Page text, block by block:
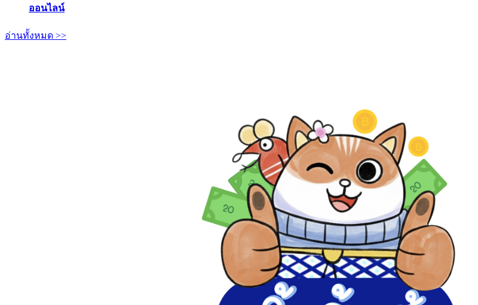
ออนไลน์
อ่านทั้งหมด >>